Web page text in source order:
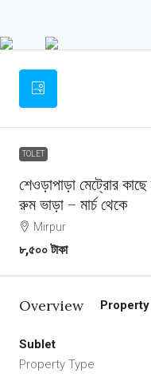
TOLET
শেওড়াপাড়া মেট্রোর
রুম ভাড়া – মার্চ থেকে
Mirpur
৮,৫০০ টাকা
Overview Property
Sublet
Property Type